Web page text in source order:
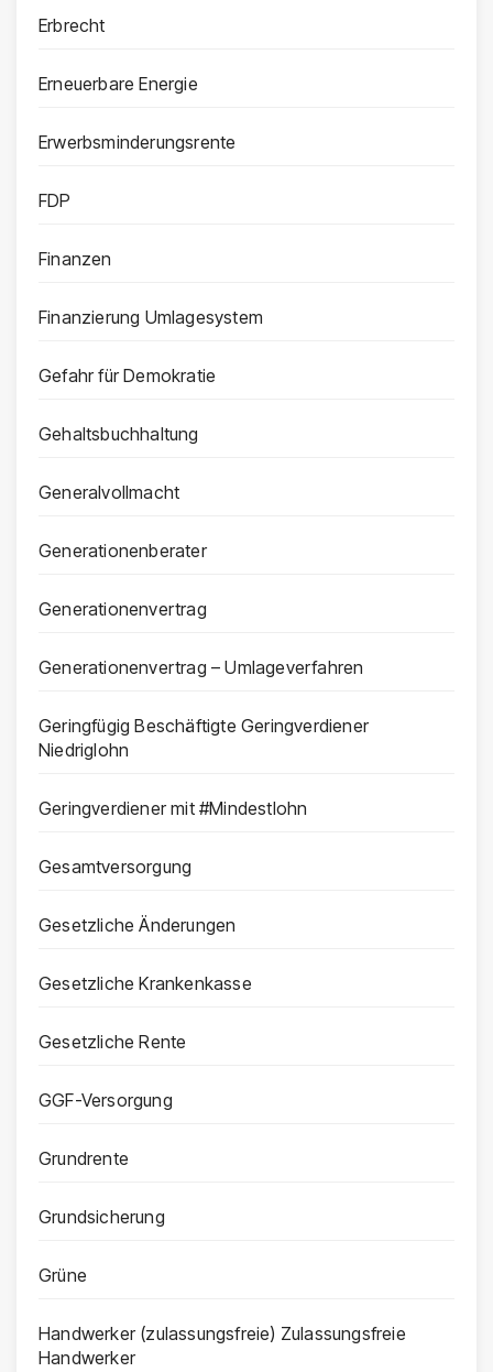
Erbrecht
Erneuerbare Energie
Erwerbsminderungsrente
FDP
Finanzen
Finanzierung Umlagesystem
Gefahr für Demokratie
Gehaltsbuchhaltung
Generalvollmacht
Generationenberater
Generationenvertrag
Generationenvertrag – Umlageverfahren
Geringfügig Beschäftigte Geringverdiener
Niedriglohn
Geringverdiener mit #Mindestlohn
Gesamtversorgung
Gesetzliche Änderungen
Gesetzliche Krankenkasse
Gesetzliche Rente
GGF-Versorgung
Grundrente
Grundsicherung
Grüne
Handwerker (zulassungsfreie) Zulassungsfreie
Handwerker